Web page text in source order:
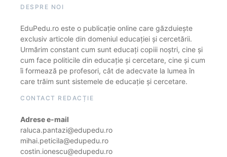
DESPRE NOI
EduPedu.ro este o publicație online care găzduiește
exclusiv articole din domeniul educației și cercetării.
Urmărim constant cum sunt educați copiii noștri, cine și
cum face politicile din educație și cercetare, cine și cum
îi formează pe profesori, cât de adecvate la lumea în
care trăim sunt sistemele de educație și cercetare.
CONTACT REDACȚIE
Adrese e-mail
raluca.pantazi@edupedu.ro
mihai.peticila@edupedu.ro
costin.ionescu@edupedu.ro